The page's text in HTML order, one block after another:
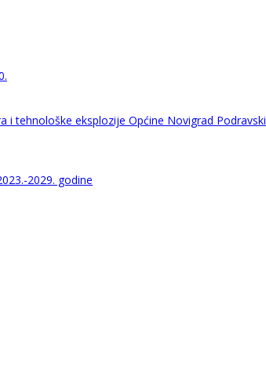
tehnološke eksplozije Općine Novigrad Podravski
2029. godine